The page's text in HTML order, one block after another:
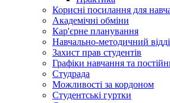
Корисні посилання для
Академічні обміни
Кар'єрне планування
Навчально-методичний
Захист прав студентів
Графіки навчання та
Студрада
Можливості за кордоном
Студентські гуртки